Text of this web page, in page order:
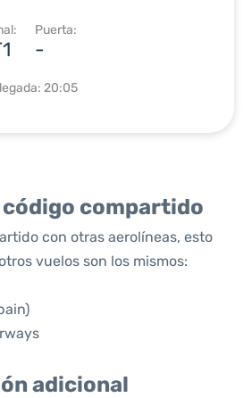
Puerta:
-
20:05
código compartido
con otras aerolíneas, esto
vuelos son los mismos:
adicional